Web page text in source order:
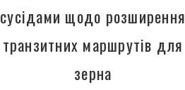
сусідами щодо розширення
транзитних маршрутів для
зерна